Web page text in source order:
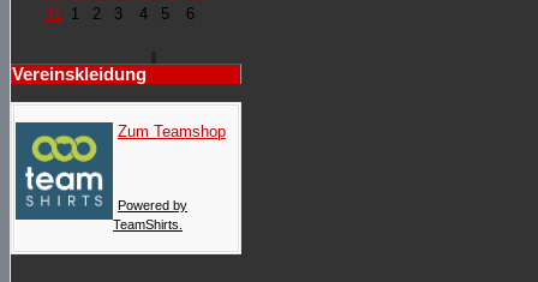
31
1 2 3 4 5 6
Vereinskleidung
Zum Teamshop
Powered by
TeamShirts.